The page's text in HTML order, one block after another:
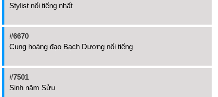
Stylist nổi tiếng nhất
#6670
Cung hoàng đạo Bạch Dương nổi tiếng
#7501
Sinh năm Sửu